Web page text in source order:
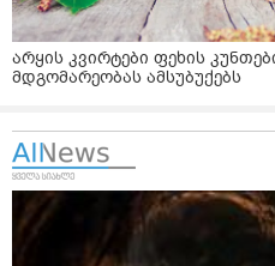
არყის კვირტები ფეხის
მდგომარეობას ამსუბუქებს